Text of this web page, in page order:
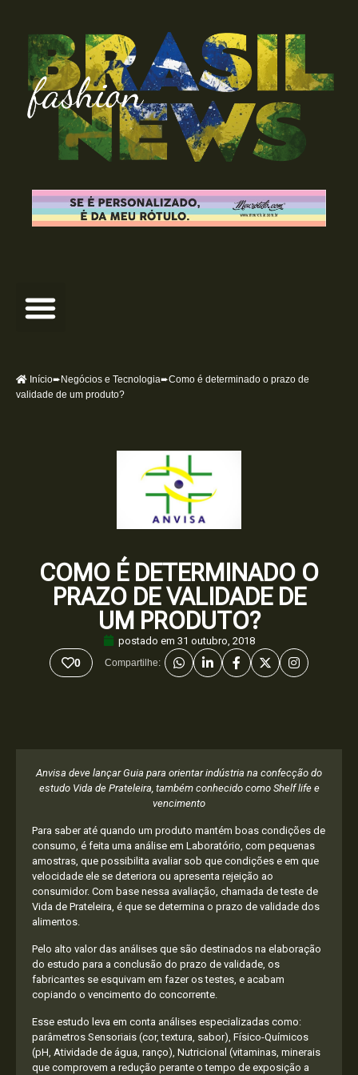
Início➨Negócios e Tecnologia➨Como é determinado o prazo de
validade de um produto?
COMO É DETERMINADO O
PRAZO DE VALIDADE DE
UM PRODUTO?
postado em 31 outubro, 2018
0 Compartilhe:
Anvisa deve lançar Guia para orientar indústria na confecção do
estudo Vida de Prateleira, também conhecido como Shelf life e
vencimento
Para saber até quando um produto mantém boas condições de
consumo, é feita uma análise em Laboratório, com pequenas
amostras, que possibilita avaliar sob que condições e em que
velocidade ele se deteriora ou apresenta rejeição ao
consumidor. Com base nessa avaliação, chamada de teste de
Vida de Prateleira, é que se determina o prazo de validade dos
alimentos.
Pelo alto valor das análises que são destinados na elaboração
do estudo para a conclusão do prazo de validade, os
fabricantes se esquivam em fazer os testes, e acabam
copiando o vencimento do concorrente.
Esse estudo leva em conta análises especializadas como:
parâmetros Sensoriais (cor, textura, sabor), Físico-Químicos
(pH, Atividade de água, ranço), Nutricional (vitaminas, minerais
que comprovem a redução perante o tempo de exposição a